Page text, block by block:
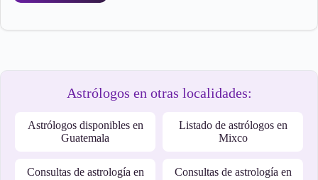
Astrólogos en otras localidades:
Astrólogos disponibles en
Guatemala
Listado de astrólogos en
Mixco
Consultas de astrología en
Consultas de astrología en